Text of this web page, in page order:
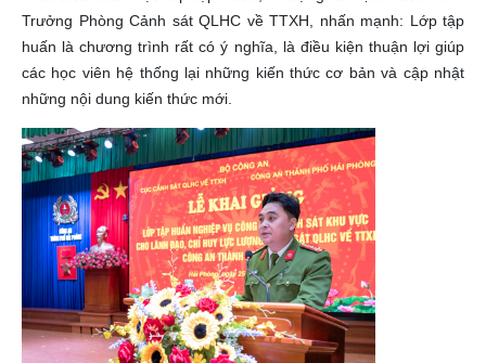
Trưởng Phòng Cảnh sát QLHC về TTXH, nhấn mạnh: Lớp tập
huấn là chương trình rất có ý nghĩa, là điều kiện thuận lợi giúp
các học viên hệ thống lại những kiến thức cơ bản và cập nhật
những nội dung kiến thức mới.